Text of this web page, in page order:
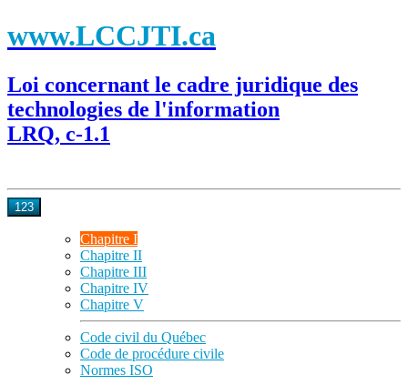
www.LCCJTI.ca
Loi concernant le cadre juridique des
technologies de l'information
LRQ, c-1.1
123
Chapitre I
Chapitre II
Chapitre III
Chapitre IV
Chapitre V
Code civil du Québec
Code de procédure civile
Normes ISO